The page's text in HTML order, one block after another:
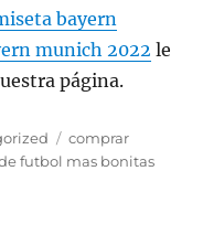
bayern
munich 2022 le
página.
Etiquetas
comprar
futbol mas bonitas